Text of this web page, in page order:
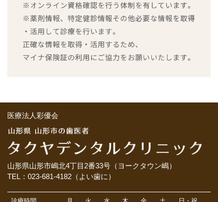
医療法人彩優会
山形県山形市嶋北4丁目2番33号（ヨークタウン嶋）
TEL：023-681-4182（よい歯に）